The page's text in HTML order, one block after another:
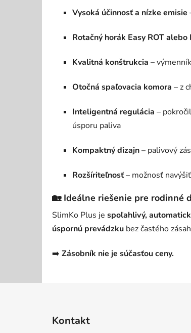
Vysoká účinnosť a nízke emisie
Rotačný horák Easy ROT alebo
Kvalitná konštrukcia –
Otočná spaľovacia komora – z
Inteligentná regulácia –
úsporu paliva
Kompaktný dizajn– palivový
Rozšíriteľnosť– možnosť
🏡 Ideálne riešenie pre rodinné
SlimKo Plus je spoľahlivý,
úspornú prevádzku bez častého
➡️ Zásobník nie je súčasťou ceny.
Kontakt